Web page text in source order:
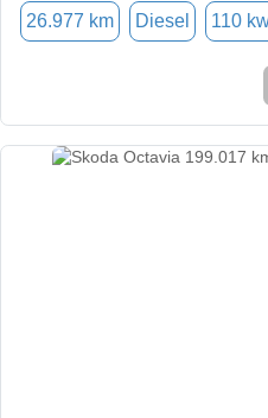
26.977 km Diesel 110